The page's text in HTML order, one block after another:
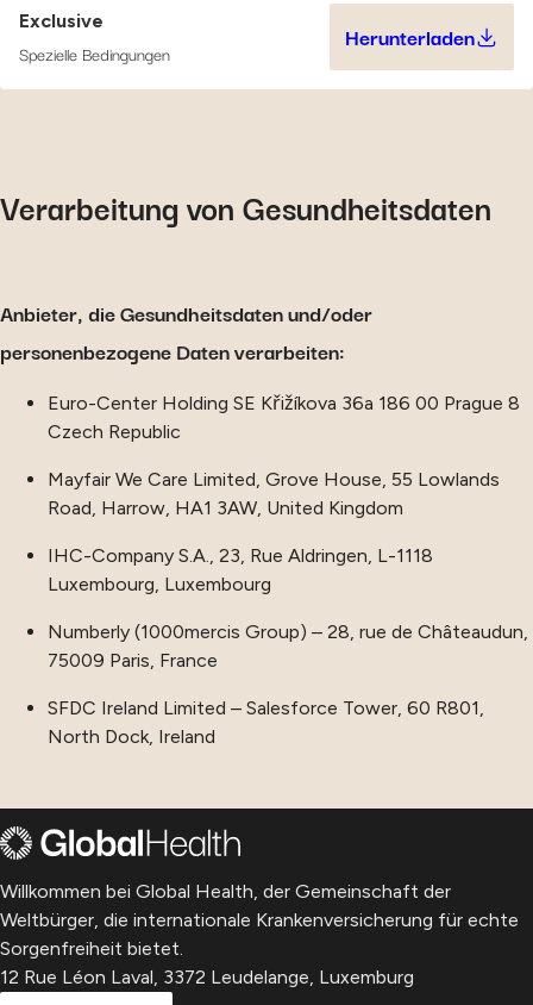
Exclusive
Spezielle Bedingungen
Herunterladen
Exclusive
Verarbeitung von Gesundheitsdaten
Anbieter, die Gesundheitsdaten und/oder
personenbezogene Daten verarbeiten:
Euro-Center Holding SE Křižíkova 36a 186 00 Prague 8
Czech Republic
Mayfair We Care Limited, Grove House, 55 Lowlands
Road, Harrow, HA1 3AW, United Kingdom
IHC-Company S.A., 23, Rue Aldringen, L-1118
Luxembourg, Luxembourg
Numberly (1000mercis Group) – 28, rue de Châteaudun,
75009 Paris, France
SFDC Ireland Limited – Salesforce Tower, 60 R801,
North Dock, Ireland
Willkommen bei Global Health, der Gemeinschaft der
Weltbürger, die internationale Krankenversicherung für echte
Sorgenfreiheit bietet.
12 Rue Léon Laval, 3372 Leudelange, Luxemburg